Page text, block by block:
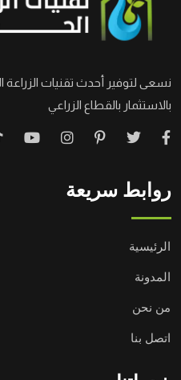
نسعى لتوفير أحدث تقنيات الزراعة
بالاستثمار بالقطاع الزراعي
روابط سريعة
الرئيسية
المدونة
من نحن
اتصل بنا